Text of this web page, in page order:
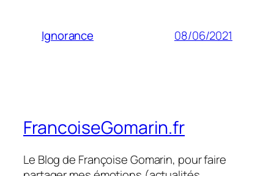
Ignorance 08/06/2021
FrancoiseGomarin.fr
Le Blog de Françoise Gomarin, pour faire